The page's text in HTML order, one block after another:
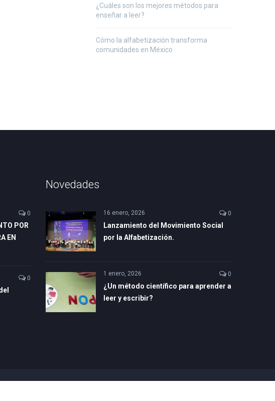
¿Cuáles son los mejores métodos para
enseñar a leer?
Cómo la alfabetización transforma
comunidades en México
0
POR
EN
0
Novedades
16 enero, 2026 0
Lanzamiento del Movimiento Social
por la Alfabetización.
1 enero, 2026 0
¿Un método científico para aprender a
leer y escribir?